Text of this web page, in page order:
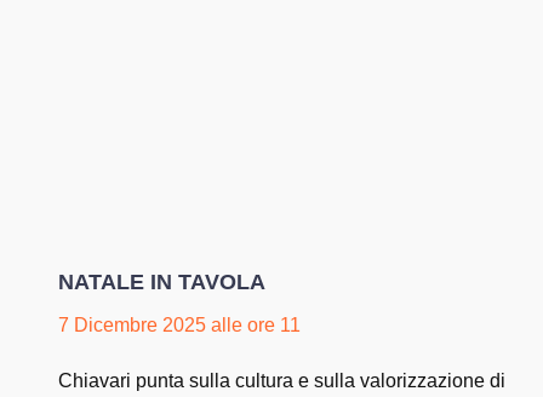
NATALE IN TAVOLA
7 Dicembre 2025 alle ore 11
Chiavari punta sulla cultura e sulla valorizzazione di